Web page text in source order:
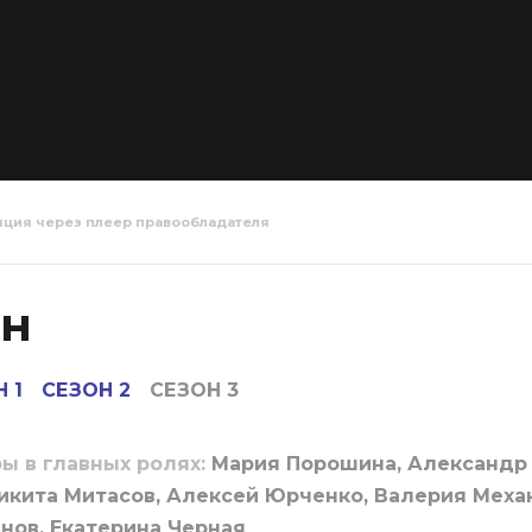
через плеер правообладателя
1 СЕЗОН 2 СЕЗОН 3
в главных ролях: Мария Порошина,
Митасов, Алексей Юрченко, Валерия